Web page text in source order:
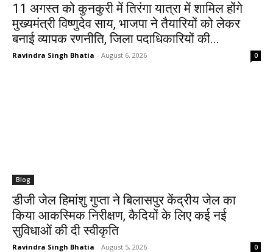
11 अगस्त को कुनकुरी में तिरंगा यात्रा में शामिल होंगे
मुख्यमंत्री विष्णुदेव साय, भाजपा ने तैयारियों को लेकर
बनाई व्यापक रणनीति, जिला पदाधिकारियों की...
Ravindra Singh Bhatia - August 6, 2026 0
Blog
डीजी जेल हिमांशु गुप्ता ने बिलासपुर केंद्रीय जेल का
किया आकस्मिक निरीक्षण, कैदियों के लिए कई नई
सुविधाओं की दी स्वीकृति
Ravindra Singh Bhatia - August 5, 2026 0